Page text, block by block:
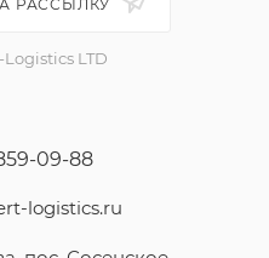
РАССЫЛКУ
LTD
09-88
logistics.ru